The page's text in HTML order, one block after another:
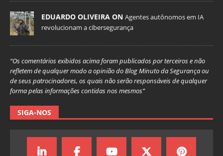
EDUARDO OLIVEIRA ON Agentes autônomos em IA
revolucionam a cibersegurança
“Os comentários exibidos acima foram publicados por terceiros e não
refletem de qualquer modo a opinião do Blog Minuto da Segurança ou
de seus patrocinadores, os quais não serão responsáveis de qualquer
forma pelas informações contidas nos mesmos”
SIGA-NOS